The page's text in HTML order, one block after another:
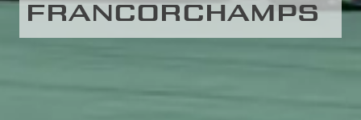
FRANCORCHAMPS